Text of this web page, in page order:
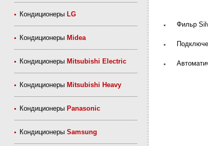
Кондиционеры LG
Кондиционеры Midea
Кондиционеры Mitsubishi Electric
Кондиционеры Mitsubishi Heavy
Кондиционеры Panasonic
КондиционерыSamsung
Фильр